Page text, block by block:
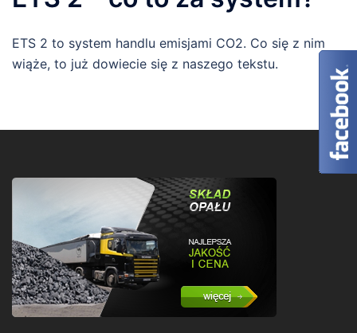
ETS 2 to system handlu emisjami CO2. Co się z nim
wiąże, to już dowiecie się z naszego tekstu.